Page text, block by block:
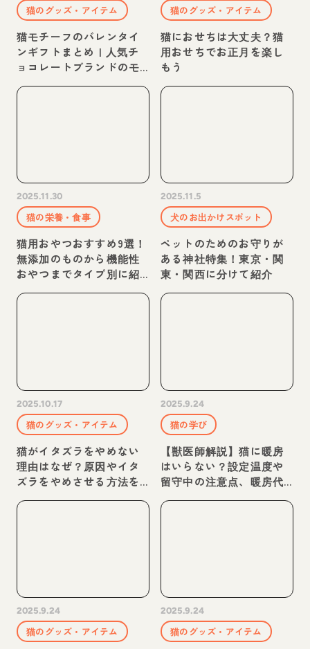
猫のグッズ・アイテム
猫モチーフのバレンタイ
ンギフトまとめ | 人気チ
ョコレートブランドのモ
ート、缶のタイプなど紹
猫のグッズ・アイテム
猫におせちは大丈夫？猫
用おせちでお正月を楽し
もう
2025.11.30
猫の栄養・食事
猫用おやつおすすめ9選！
無添加のものから機能性
おやつまでタイプ別に紹
介
2025.11.5
犬のお出かけスポット
ペットのためのお守りが
ある神社特集！東京・関
東・関西に分けて紹介
2025.10.17
猫のグッズ・アイテム
猫がイタズラをやめない
理由はなぜ？原因やイタ
ズラをやめさせる方法を
2025.9.24
猫の学び
【獣医師解説】猫に暖房
はいらない？設定温度や
留守中の注意点、暖房代
2025.9.24
猫のグッズ・アイテム
2025.9.24
猫のグッズ・アイテム